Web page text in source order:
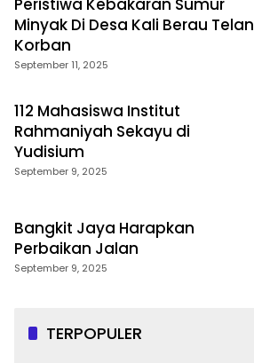
Peristiwa Kebakaran Sumur
Minyak Di Desa Kali Berau Telan
Korban
September 11, 2025
112 Mahasiswa Institut
Rahmaniyah Sekayu di
Yudisium
September 9, 2025
Bangkit Jaya Harapkan
Perbaikan Jalan
September 9, 2025
TERPOPULER